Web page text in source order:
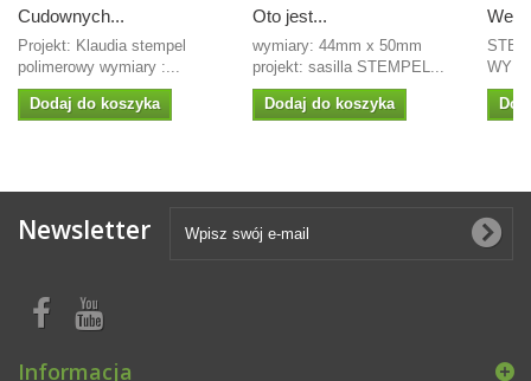
Cudownych...
Projekt: Klaudia stempel
polimerowy wymiary :...
Dodaj do koszyka
Oto jest...
wymiary: 44mm x 50mm
projekt: sasilla STEMPEL...
Dodaj do koszyka
Newsletter
Informacja